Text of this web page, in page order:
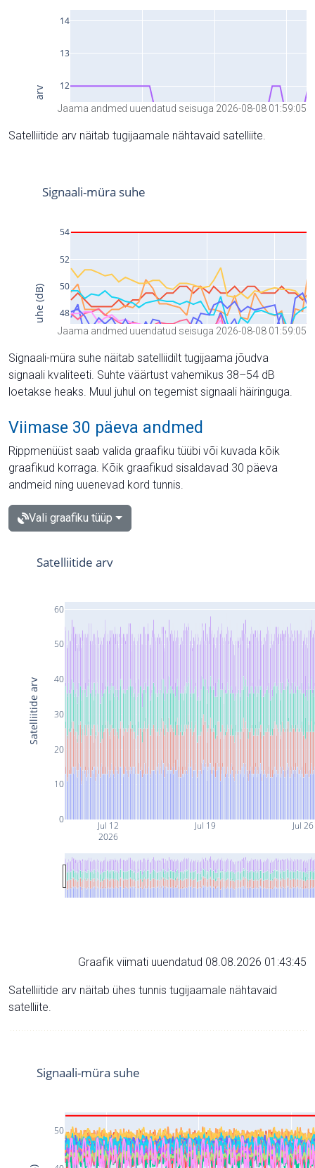
Jaama andmed uuendatud seisuga 2026-08-08 01:59:05
Satelliitide arv näitab tugijaamale nähtavaid satelliite.
Jaama andmed uuendatud seisuga 2026-08-08 01:59:05
Signaali-müra suhe näitab satelliidilt tugijaama jõudva
signaali kvaliteeti. Suhte väärtust vahemikus 38–54 dB
loetakse heaks. Muul juhul on tegemist signaali häiringuga.
Viimase 30 päeva andmed
Rippmenüüst saab valida graafiku tüübi või kuvada kõik
graafikud korraga. Kõik graafikud sisaldavad 30 päeva
andmeid ning uuenevad kord tunnis.
Vali graafiku tüüp
Jul 12
2026
Jul 19 Jul 26
0
10
20
30
40
50
60
Satelliitide arv
Satelliitide arv
Graafik viimati uuendatud 08.08.2026 01:43:45
Satelliitide arv näitab ühes tunnis tugijaamale nähtavaid
satelliite.
50
Signaali-müra suhe